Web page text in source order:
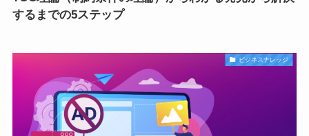
するまでの5ステップ
ビジネスナレッジ